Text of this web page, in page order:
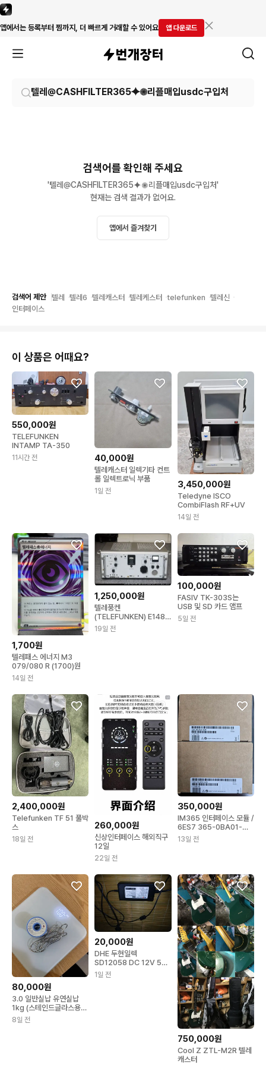
앱에서는 등록부터 찜까지, 더 빠르게 거래할 수 있어요 앱 다운로드
검색어를 확인해 주세요
'텔레@CASHFILTER365⯌✺리플매입usdc구입처'
현재는 검색 결과가 없어요.
앱에서 즐겨찾기
검색어 제안 텔레 텔레6 텔레캐스터 텔레케스터 telefunken 텔레신
인터페이스
이 상품은 어때요?
550,000원
TELEFUNKEN
INTAMP TA-350
11시간 전 40,000원
텔레캐스터 일렉기타 컨트
롤 일렉트로닉 부품
1일 전
3,450,000원
Teledyne ISCO
CombiFlash RF+UV
14일 전
1,700원
텔레패스 에너지 M3
079/080 R (1700)원
14일 전
1,250,000원
텔레풍켄
(TELEFUNKEN) E148
및 E149
19일 전
100,000원
FASIV TK-303S는
USB 및 SD 카드 앰프
5일 전
2,400,000원
Telefunken TF 51 풀박
스
18일 전
260,000원
신상인터페이스 해외직구
12일
22일 전
350,000원
IM365 인터페이스 모듈 /
6ES7 365-0BA01-
0AA0
13일 전
80,000원
3.0 일반실납 유연실납
1kg (스테인드글라스용
아님 안에 플럭스 있음)
8일 전
20,000원
DHE 두현일렉
SD12058 DC 12V 5A
어댑터
1일 전
750,000원
Cool Z ZTL-M2R 텔레
캐스터